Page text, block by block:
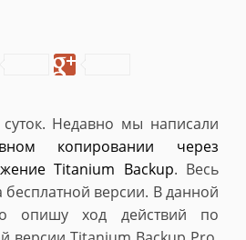
Недавно мы написали
копировании через
Titanium Backup. Весь
бесплатной версии. В данной
опишу ход действий по